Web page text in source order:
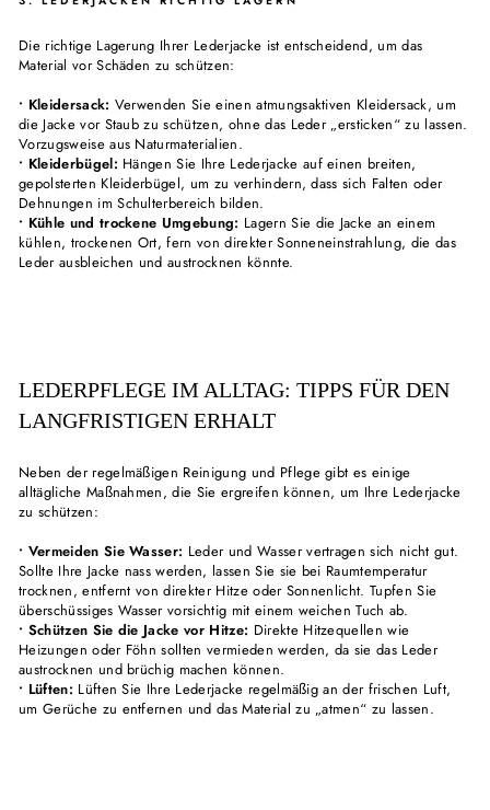
Die richtige Lagerung Ihrer Lederjacke ist entscheidend, um das
Material vor Schäden zu schützen:
• Kleidersack: Verwenden Sie einen atmungsaktiven Kleidersack, um
die Jacke vor Staub zu schützen, ohne das Leder „ersticken“ zu lassen.
Vorzugsweise aus Naturmaterialien.
• Kleiderbügel: Hängen Sie Ihre Lederjacke auf einen breiten,
gepolsterten Kleiderbügel, um zu verhindern, dass sich Falten oder
Dehnungen im Schulterbereich bilden.
• Kühle und trockene Umgebung: Lagern Sie die Jacke an einem
kühlen, trockenen Ort, fern von direkter Sonneneinstrahlung, die das
Leder ausbleichen und austrocknen könnte.
LEDERPFLEGE IM ALLTAG: TIPPS FÜR DEN
LANGFRISTIGEN ERHALT
Neben der regelmäßigen Reinigung und Pflege gibt es einige
alltägliche Maßnahmen, die Sie ergreifen können, um Ihre Lederjacke
zu schützen:
• Vermeiden Sie Wasser: Leder und Wasser vertragen sich nicht gut.
Sollte Ihre Jacke nass werden, lassen Sie sie bei Raumtemperatur
trocknen, entfernt von direkter Hitze oder Sonnenlicht. Tupfen Sie
überschüssiges Wasser vorsichtig mit einem weichen Tuch ab.
• Schützen Sie die Jacke vor Hitze: Direkte Hitzequellen wie
Heizungen oder Föhn sollten vermieden werden, da sie das Leder
austrocknen und brüchig machen können.
• Lüften: Lüften Sie Ihre Lederjacke regelmäßig an der frischen Luft,
um Gerüche zu entfernen und das Material zu „atmen“ zu lassen.